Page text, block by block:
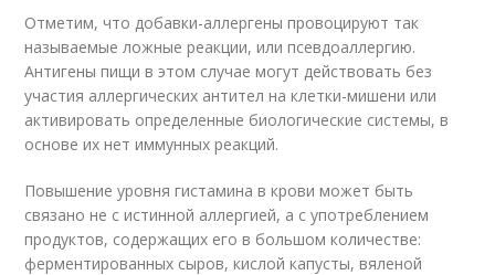
Отметим, что добавки-аллергены провоцируют так
называемые ложные реакции, или псевдоаллергию.
Антигены пищи в этом случае могут действовать без
участия аллергических антител на клетки-мишени или
активировать определенные биологические системы, в
основе их нет иммунных реакций.
Повышение уровня гистамина в крови может быть
связано не с истинной аллергией, а с употреблением
продуктов, содержащих его в большом количестве:
ферментированных сыров, кислой капусты, вяленой